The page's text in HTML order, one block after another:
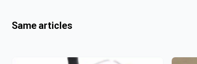
Same articles